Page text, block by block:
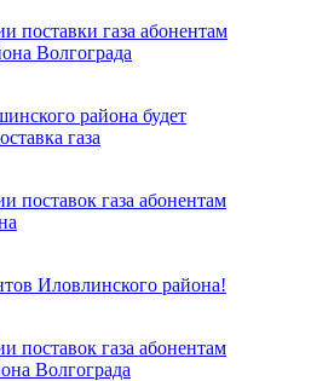
поставки газа абонентам
Волгограда
района будет
газа
поставок газа абонентам
Иловлинского района!
поставок газа абонентам
Волгограда